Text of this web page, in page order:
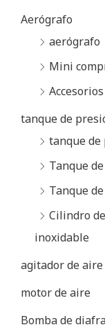
Aerógrafo
aerógrafo
Mini
tanque de
tanque de
Tanque
Tanque
Cilindro
inoxidable
agitador de aire
motor de aire
Bomba de